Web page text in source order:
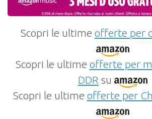
Scopri le ultime offerte per
Scopri le ultime offerte per
DDR su
Scopri le ultime offerte per